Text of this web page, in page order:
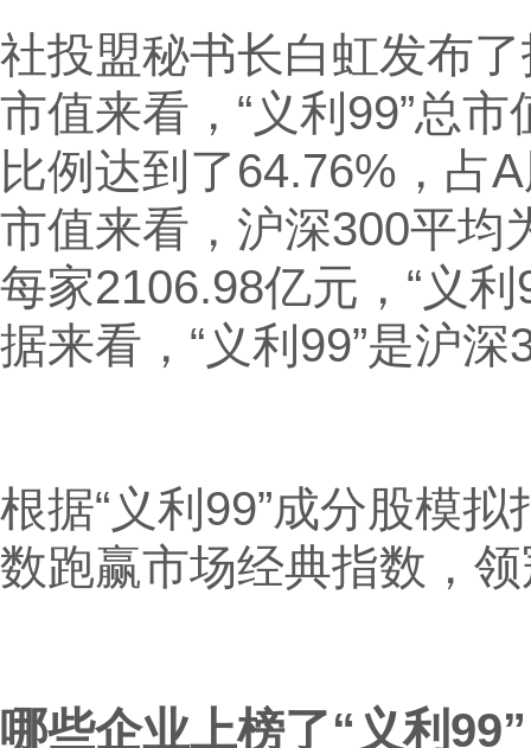
社投盟秘书长白虹发布
市值来看，“义利99”总
比例达到了64.76%，占
市值来看，沪深300平均
每家2106.98亿元，“义
据来看，“义利99”是沪
根据“义利99”成分股模
数跑赢市场经典指数，
哪些企业上榜了“义利99”